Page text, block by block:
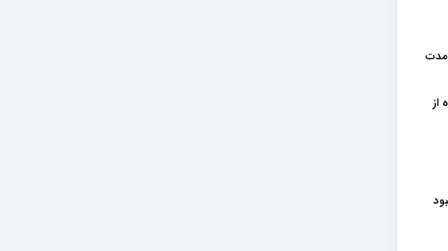
و فشار خون بالا به مدت
از